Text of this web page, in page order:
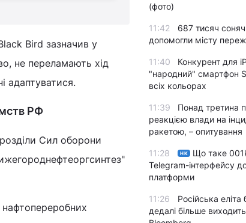
Bird зазначив у
не переламають хід
адаптуватися.
РФ
Сил оборони
(фото)
11:42
687 тисяч
допомогли місту
11:40
Конкурент для
"народний" смартфон
всіх кольорах
11:39
Понад третина
реакцією влади на
ракетою, – опитування
11:28 НК
Що таке
Telegram-інтерфейсу
платформи
11:26
Російська
дедалі більше